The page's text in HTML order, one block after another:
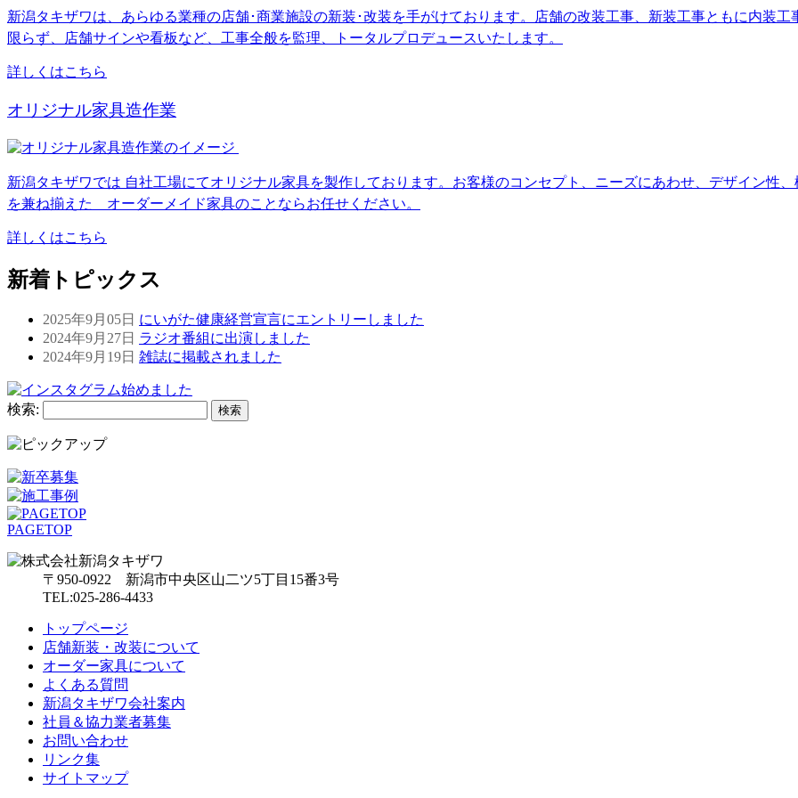
新潟タキザワは、あらゆる業種の店舗･商業施設の新装･改装を手がけております。店舗の改装工事、新装工事ともに内装工
限らず、店舗サインや看板など、工事全般を監理、トータルプロデュースいたします。
詳しくはこちら
オリジナル家具造作業
新潟タキザワでは 自社工場にてオリジナル家具を製作しております。お客様のコンセプト、ニーズにあわせ、デザイン性、
を兼ね揃えた オーダーメイド家具のことならお任せください。
詳しくはこちら
新着トピックス
2025年9月05日 にいがた健康経営宣言にエントリーしました
2024年9月27日 ラジオ番組に出演しました
2024年9月19日 雑誌に掲載されました
検索:
PAGETOP
〒950-0922 新潟市中央区山二ツ5丁目15番3号
TEL:025-286-4433
トップページ
店舗新装・改装について
オーダー家具について
よくある質問
新潟タキザワ会社案内
社員＆協力業者募集
お問い合わせ
リンク集
サイトマップ